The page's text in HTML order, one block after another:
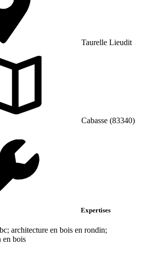
Taurelle Lieudit
Cabasse (83340)
Expertises
architecture en bois en rondin;
en bois